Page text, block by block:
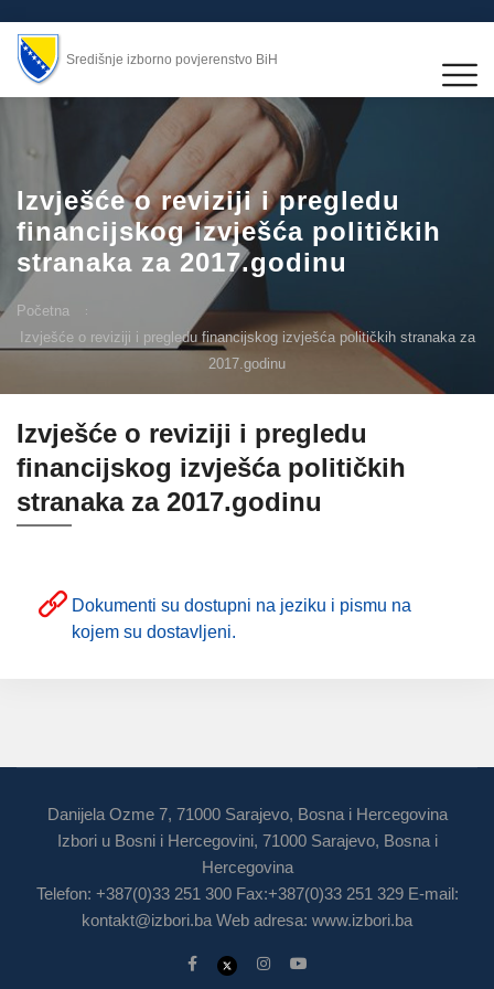
Središnje izborno povjerenstvo BiH
Izvješće o reviziji i pregledu
financijskog izvješća političkih
stranaka za 2017.godinu
Početna
Izvješće o reviziji i pregledu financijskog izvješća političkih stranaka za
2017.godinu
Izvješće o reviziji i pregledu
financijskog izvješća političkih
stranaka za 2017.godinu
Dokumenti su dostupni na jeziku i pismu na
kojem su dostavljeni.
Danijela Ozme 7, 71000 Sarajevo, Bosna i Hercegovina
Izbori u Bosni i Hercegovini, 71000 Sarajevo, Bosna i
Hercegovina
Telefon: +387(0)33 251 300 Fax:+387(0)33 251 329 E-mail:
kontakt@izbori.ba Web adresa: www.izbori.ba